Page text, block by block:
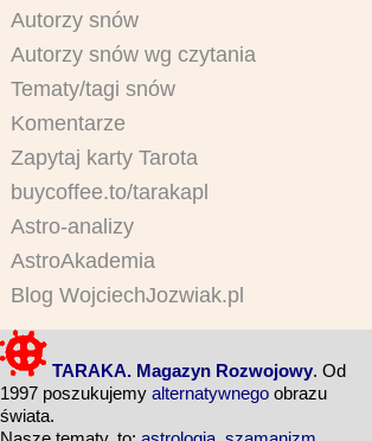
Autorzy snów
Autorzy snów wg czytania
Tematy/tagi snów
Komentarze
Zapytaj karty Tarota
buycoffee.to/tarakapl
Astro-analizy
AstroAkademia
Blog WojciechJozwiak.pl
TARAKA. Magazyn Rozwojowy. Od
1997 poszukujemy alternatywnego obrazu
świata.